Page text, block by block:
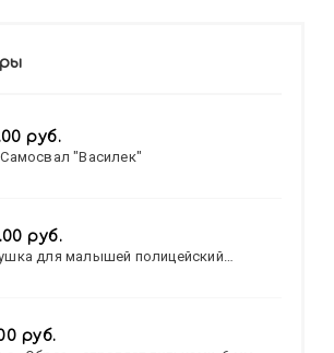
руб.
"Василек"
руб.
для малышей полицейский
руб.